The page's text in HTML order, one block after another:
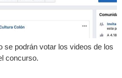
se podrán votar los videos de los
concurso.